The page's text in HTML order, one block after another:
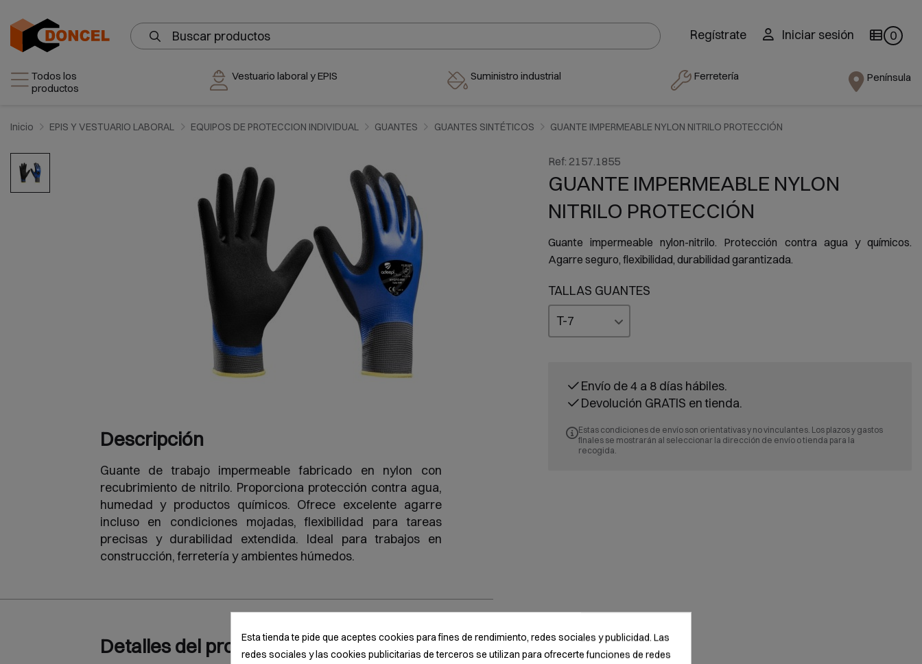
Regístrate Iniciar sesión 0
Todos los
productos
Vestuario laboral y EPIS Suministro industrial Ferretería Península
Inicio EPIS Y VESTUARIO LABORAL EQUIPOS DE PROTECCION INDIVIDUAL GUANTES GUANTES SINTÉTICOS GUANTE IMPERMEABLE NYLON NITRILO PROTECCIÓN
Descripción
Guante de trabajo impermeable fabricado en nylon con
recubrimiento de nitrilo. Proporciona protección contra agua,
humedad y productos químicos. Ofrece excelente agarre
incluso en condiciones mojadas, flexibilidad para tareas
precisas y durabilidad extendida. Ideal para trabajos en
construcción, ferretería y ambientes húmedos.
Detalles del producto
Ref: 2157.1855
GUANTE IMPERMEABLE NYLON
NITRILO PROTECCIÓN
Guante impermeable nylon-nitrilo. Protección contra agua y químicos.
Agarre seguro, flexibilidad, durabilidad garantizada.
TALLAS GUANTES
Envío de 4 a 8 días hábiles.
Devolución GRATIS en tienda.
Estas condiciones de envío son orientativas y no vinculantes. Los plazos y gastos
finales se mostrarán al seleccionar la dirección de envío o tienda para la
recogida.
Esta tienda te pide que aceptes cookies para fines de rendimiento, redes sociales y publicidad. Las
redes sociales y las cookies publicitarias de terceros se utilizan para ofrecerte funciones de redes